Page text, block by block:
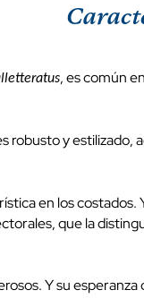
, es común
y estilizado,
en los
que la
Y su